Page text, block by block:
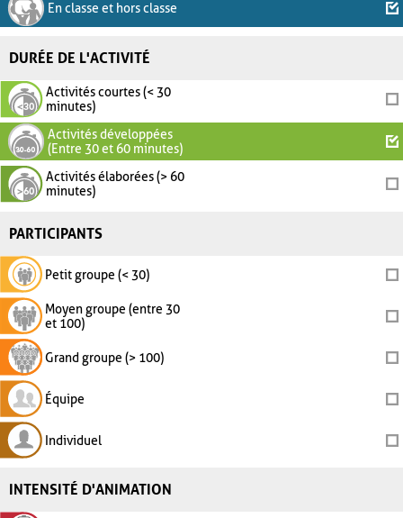
En classe et hors classe
DURÉE DE L'ACTIVITÉ
Activités courtes (< 30
minutes)
Activités développées
(Entre 30 et 60 minutes)
Activités élaborées (> 60
minutes)
PARTICIPANTS
Petit groupe (< 30)
Moyen groupe (entre 30
et 100)
Grand groupe (> 100)
Équipe
Individuel
INTENSITÉ D'ANIMATION